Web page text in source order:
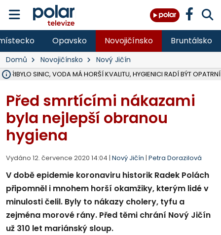
Opavsko Novojičínsko Bruntálsko
Domů Novojičínsko Nový Jičín
PŘIBYLO SINIC, VODA MÁ HORŠÍ KVALITU, HYGIENICI RADÍ BÝT OPATRNÍ
Před smrtícími nákazami
byla nejlepší obranou
hygiena
Vydáno 12. července 2020 14:04 | Nový Jičín | Petra Dorazilová
V době epidemie koronaviru historik Radek Polách
připomněl i mnohem horší okamžiky, kterým lidé v
minulosti čelil. Byly to nákazy cholery, tyfu a
zejména morové rány. Před těmi chrání Nový Jičín
už 310 let mariánský sloup.